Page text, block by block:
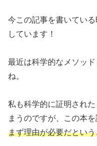
今この記事を書いてい
しています！
最近は科学的なメソッ
ね。
私も科学的に証明され
まうのですが、この本
まず理由が必要だとい